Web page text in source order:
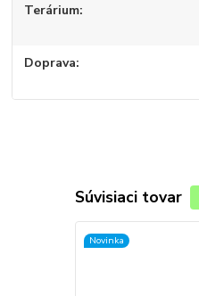
Terárium
Doprava
Súvisiaci tovar
Novinka